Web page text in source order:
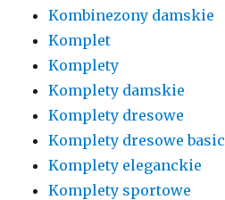
Kombinezony damskie
Komplet
Komplety
Komplety damskie
Komplety dresowe
Komplety dresowe basic
Komplety eleganckie
Komplety sportowe